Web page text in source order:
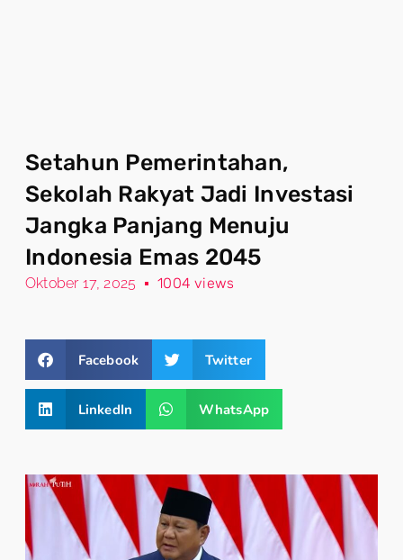
Setahun Pemerintahan,
Sekolah Rakyat Jadi Investasi
Jangka Panjang Menuju
Indonesia Emas 2045
Oktober 17, 2025 1004 views
Facebook Twitter
LinkedIn WhatsApp